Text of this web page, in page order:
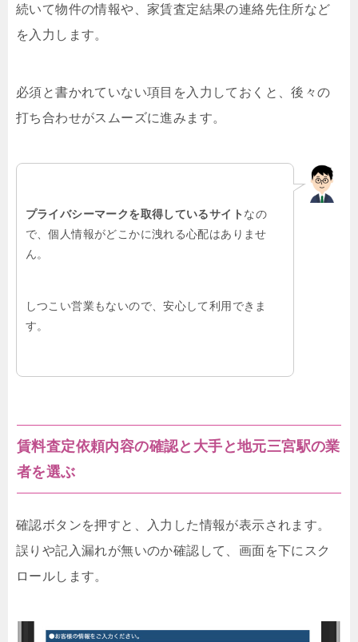
続いて物件の情報や、家賃査定結果の連絡先住所など
を入力します。
必須と書かれていない項目を入力しておくと、後々の
打ち合わせがスムーズに進みます。
プライバシーマークを取得しているサイト なの
で、個人情報がどこかに洩れる心配はありませ
ん。
しつこい営業もないので、安心して利用できま
す。
賃料査定依頼内容の確認と大手と地元三宮駅の業
者を選ぶ
確認ボタンを押すと、入力した情報が表示されます。
誤りや記入漏れが無いのか確認して、画面を下にスク
ロールします。